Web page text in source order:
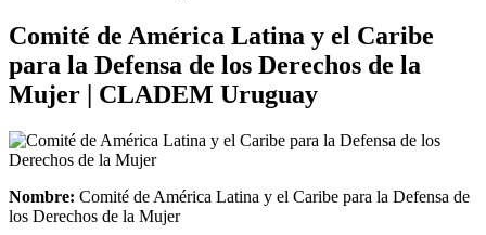
Comité de América Latina y el Caribe
para la Defensa de los Derechos de la
Mujer | CLADEM Uruguay
Nombre: Comité de América Latina y el Caribe para la Defensa de
los Derechos de la Mujer